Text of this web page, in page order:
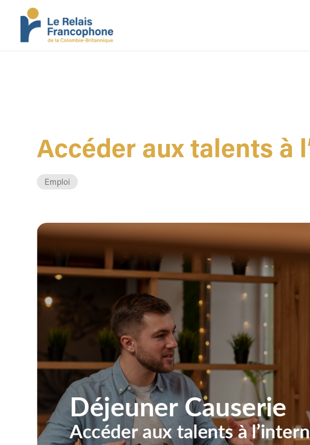
Accéder aux talents à
Emploi